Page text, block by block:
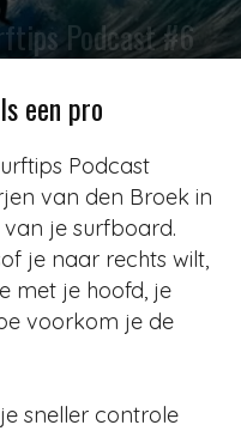
Podcast #6
een pro
Podcast
van den Broek in
van je surfboard.
je naar rechts wilt,
met je hoofd, je
voorkom je de
sneller controle